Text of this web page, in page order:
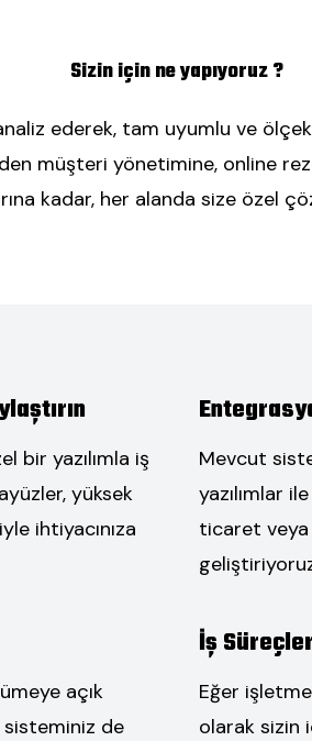
Sizin için ne yapıyoruz ?
ederek, tam uyumlu ve
müşteri yönetimine, online
kadar, her alanda size özel
bir yazılımla iş
yüksek
ihtiyacınıza
Mevcut
yazılımlar
ticaret veya
açık
sisteminiz de
İş
Eğer
olarak sizin